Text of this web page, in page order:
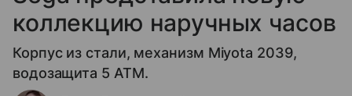
коллекцию наручных часов
Корпус из стали, механизм Miyota 2039,
водозащита 5 ATM.